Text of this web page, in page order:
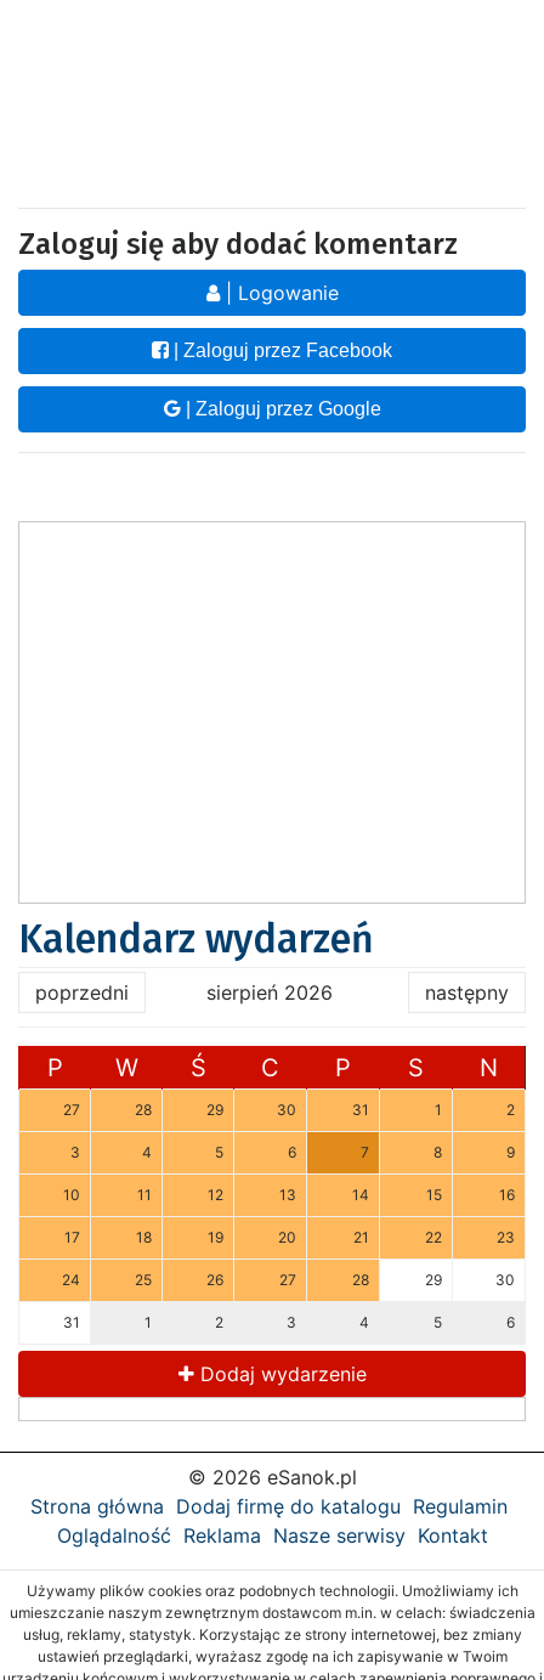
Zaloguj się aby dodać komentarz
| Logowanie
| Zaloguj przez Facebook
| Zaloguj przez Google
Kalendarz wydarzeń
poprzedni sierpień 2026 następny
P W Ś C P S N
27 28 29 30 31 1 2
3 4 5 6 7 8 9
10 11 12 13 14 15 16
17 18 19 20 21 22 23
24 25 26 27 28 29 30
31 1 2 3 4 5 6
Dodaj wydarzenie
© 2026 eSanok.pl
Strona główna Dodaj firmę do katalogu Regulamin
Oglądalność Reklama Nasze serwisy Kontakt
Używamy plików cookies oraz podobnych technologii. Umożliwiamy ich
umieszczanie naszym zewnętrznym dostawcom m.in. w celach: świadczenia
usług, reklamy, statystyk. Korzystając ze strony internetowej, bez zmiany
ustawień przeglądarki, wyrażasz zgodę na ich zapisywanie w Twoim